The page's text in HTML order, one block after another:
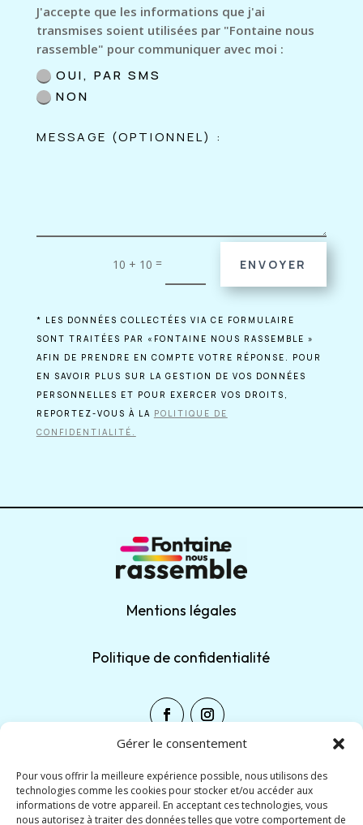
Gérer le consentement
Pour vous offrir la meilleure expérience possible, nous utilisons des
technologies comme les cookies pour stocker et/ou accéder aux
informations de votre appareil. En acceptant ces technologies, vous
nous autorisez à traiter des données telles que votre comportement de
J'accepte que les informations que j'ai
transmises soient utilisées par "Fontaine nous
rassemble" pour communiquer avec moi :
OUI, PAR SMS
NON
10 + 10 = ENVOYER
* LES DONNÉES COLLECTÉES VIA CE FORMULAIRE
SONT TRAITÉES PAR «FONTAINE NOUS RASSEMBLE »
AFIN DE PRENDRE EN COMPTE VOTRE RÉPONSE. POUR
EN SAVOIR PLUS SUR LA GESTION DE VOS DONNÉES
PERSONNELLES ET POUR EXERCER VOS DROITS,
REPORTEZ-VOUS À LA POLITIQUE DE
CONFIDENTIALITÉ.
Mentions légales
Politique de confidentialité
Partager :